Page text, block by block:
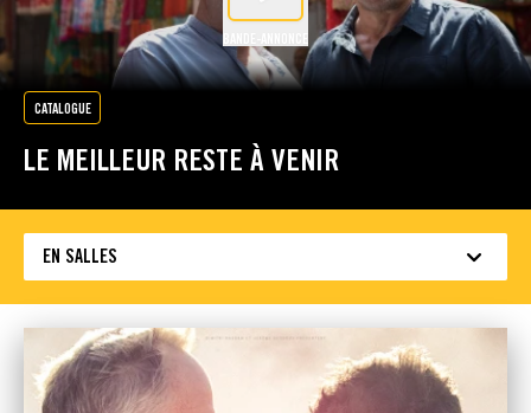
BANDE-ANNONCE
CATALOGUE
LE MEILLEUR RESTE À VENIR
EN SALLES